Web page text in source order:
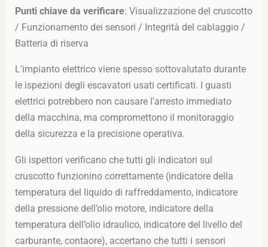
Punti chiave da verificare: Visualizzazione del cruscotto
/ Funzionamento dei sensori / Integrità del cablaggio /
Batteria di riserva
L'impianto elettrico viene spesso sottovalutato durante
le ispezioni degli escavatori usati certificati. I guasti
elettrici potrebbero non causare l'arresto immediato
della macchina, ma compromettono il monitoraggio
della sicurezza e la precisione operativa.
Gli ispettori verificano che tutti gli indicatori sul
cruscotto funzionino correttamente (indicatore della
temperatura del liquido di raffreddamento, indicatore
della pressione dell’olio motore, indicatore della
temperatura dell’olio idraulico, indicatore del livello del
carburante, contaore), accertano che tutti i sensori